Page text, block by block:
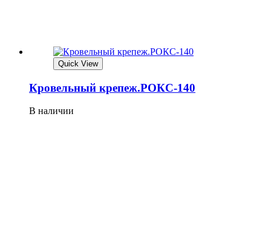
Quick View
Кровельный крепеж.РОКС-140
В наличии